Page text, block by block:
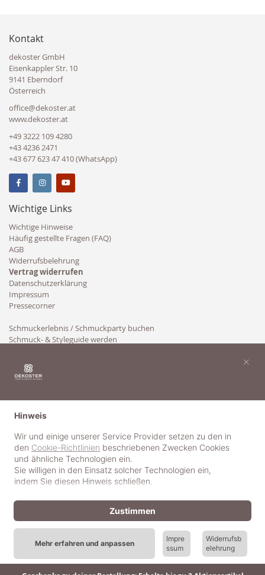
Kontakt
dekoster GmbH
Eisenkappler Str. 10
9141 Eberndorf
Österreich
office@dekoster.at
www.dekoster.at
+49 3222 109 4280
+43 4236 2471
+43 677 623 47 410 (WhatsApp)
Wichtige Links
Wichtige Hinweise
Häufig gestellte Fragen (FAQ)
AGB
Widerrufsbelehrung
Vertrag widerrufen
Datenschutzerklärung
Impressum
Pressecorner
Schmuckerlebnis / Schmuckparty buchen
Schmuck- & Styleguide werden
© 2018-2025 dekoster GmbH
Hinweis
Wir und einige unserer Service Provider setzen zu den in
den Cookie-Richtlinien beschriebenen Zwecken Cookies
und ähnliche Technologien ein.
Sie willigen in den Einsatz solcher Technologien ein,
indem Sie diesen Hinweis schließen.
Mehr erfahren und anpassen
Impre
ssum
Widerrufsb
elehrung
Zustimmen
×